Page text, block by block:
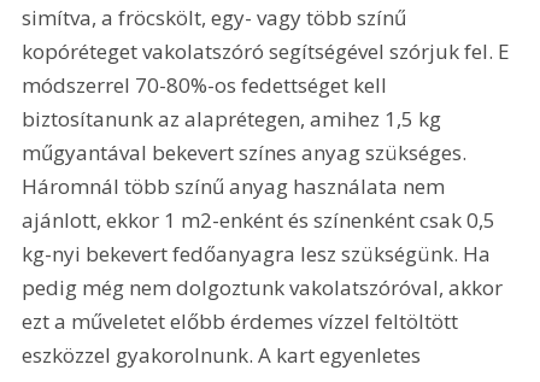
simítva, a fröcskölt, egy- vagy több színű
kopóréteget vakolatszóró segítségével szórjuk fel. E
módszerrel 70-80%-os fedettséget kell
biztosítanunk az alaprétegen, amihez 1,5 kg
műgyantával bekevert színes anyag szükséges.
Háromnál több színű anyag használata nem
ajánlott, ekkor 1 m2-enként és színenként csak 0,5
kg-nyi bekevert fedőanyagra lesz szükségünk. Ha
pedig még nem dolgoztunk vakolatszóróval, akkor
ezt a műveletet előbb érdemes vízzel feltöltött
eszközzel gyakorolnunk. A kart egyenletes